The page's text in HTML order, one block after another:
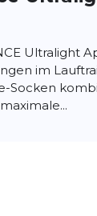
Ultralight
im
Socken